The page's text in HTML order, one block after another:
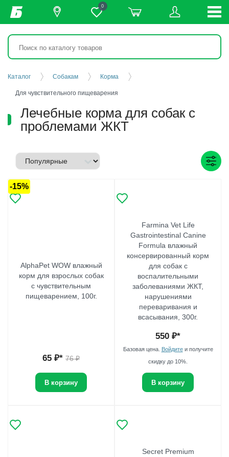
0
Каталог Собакам Корма
Для чувствительного пищеварения
Лечебные корма для собак с
проблемами ЖКТ
-15%
AlphaPet WOW влажный
корм для взрослых собак
с чувствительным
пищеварением, 100г.
65 ₽* 76₽
В корзину
Farmina Vet Life
Gastrointestinal Canine
Formula влажный
консервированный корм
для собак с
воспалительными
заболеваниями ЖКТ,
нарушениями
переваривания и
всасывания, 300г.
550 ₽*
Базовая цена. Войдитеи получите
скидку до 10%.
В корзину
Secret Premium